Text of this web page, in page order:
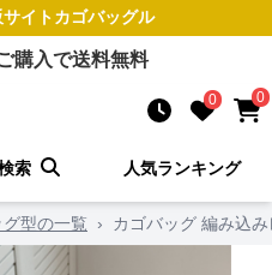
イトカゴバッグル
購入で送料無料
0 0
索 人気ランキング
型の一覧 › カゴバッグ 編み込